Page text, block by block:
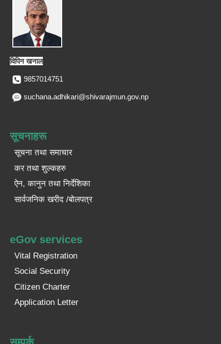
विपिन खनाल
9857014751
suchana.adhikari@shivarajmun.gov.np
सूचनाहरू
सूचना तथा समाचार
कर तथा शुल्कहरु
ऐन, कानुन तथा निर्देशिका
सार्वजनिक खरीद /बोलपत्र
eGov services
Vital Registration
Social Security
Citizen Charter
Application Letter